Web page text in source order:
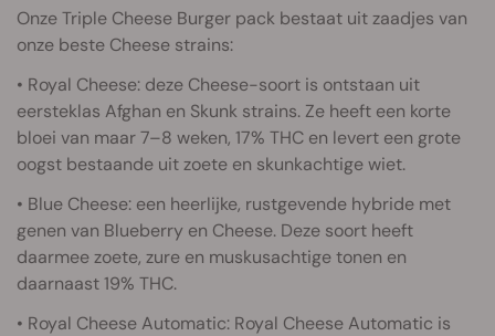
Onze Triple Cheese Burger pack bestaat uit zaadjes van
onze beste Cheese strains:
• Royal Cheese: deze Cheese-soort is ontstaan uit
eersteklas Afghan en Skunk strains. Ze heeft een korte
bloei van maar 7–8 weken, 17% THC en levert een grote
oogst bestaande uit zoete en skunkachtige wiet.
• Blue Cheese: een heerlijke, rustgevende hybride met
genen van Blueberry en Cheese. Deze soort heeft
daarmee zoete, zure en muskusachtige tonen en
daarnaast 19% THC.
• Royal Cheese Automatic: Royal Cheese Automatic is